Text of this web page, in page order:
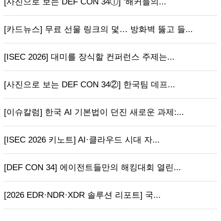
[카드뉴스] 무료 선물 링크의 덫… 방화벽 뚫고 들...
[ISEC 2026] 대미를 장식할 컨퍼런스 주제는...
[사진으로 보는 DEF CON 34②] 한국팀 데프...
[이슈칼럼] 한국 AI 기본법이 던진 새로운 과제:...
[ISEC 2026 키노트] AI·클라우드 시대 자...
[DEF CON 34] 에이전트들만의 해킹대회 열린...
[2026 EDR·NDR·XDR 솔루션 리포트] 국...